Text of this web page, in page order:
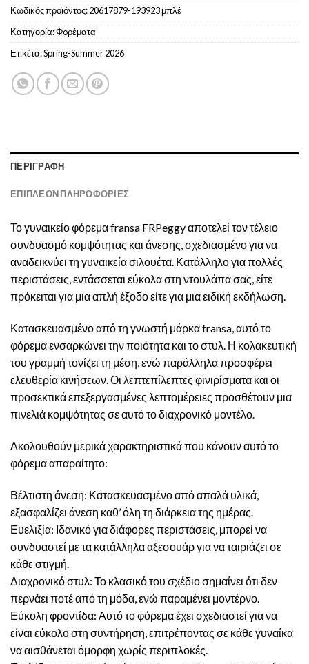
Κωδικός προϊόντος:20617879-193923 μπλέ
Κατηγορία:Φoρέματα
Ετικέτα:Spring-Summer 2026
ΠΕΡΙΓΡΑΦΉ
ΕΠΙΠΛΈΟΝ ΠΛΗΡΟΦΟΡΊΕΣ
Το γυναικείο φόρεμα fransa FRPeggy αποτελεί τον τέλειο
συνδυασμό κομψότητας και άνεσης, σχεδιασμένο για να
αναδεικνύει τη γυναικεία σιλουέτα. Κατάλληλο για πολλές
περιστάσεις, εντάσσεται εύκολα στη ντουλάπα σας, είτε
πρόκειται για μια απλή έξοδο είτε για μια ειδική εκδήλωση.
Κατασκευασμένο από τη γνωστή μάρκα fransa, αυτό το
φόρεμα ενσαρκώνει την ποιότητα και το στυλ. Η κολακευτική
του γραμμή τονίζει τη μέση, ενώ παράλληλα προσφέρει
ελευθερία κινήσεων. Οι λεπτεπίλεπτες φινιρίσματα και οι
προσεκτικά επεξεργασμένες λεπτομέρειες προσθέτουν μια
πινελιά κομψότητας σε αυτό το διαχρονικό μοντέλο.
Ακολουθούν μερικά χαρακτηριστικά που κάνουν αυτό το
φόρεμα απαραίτητο:
Βέλτιστη άνεση: Κατασκευασμένο από απαλά υλικά,
εξασφαλίζει άνεση καθ’ όλη τη διάρκεια της ημέρας.
Ευελιξία: Ιδανικό για διάφορες περιστάσεις, μπορεί να
συνδυαστεί με τα κατάλληλα αξεσουάρ για να ταιριάζει σε
κάθε στιγμή.
Διαχρονικό στυλ: Το κλασικό του σχέδιο σημαίνει ότι δεν
περνάει ποτέ από τη μόδα, ενώ παραμένει μοντέρνο.
Εύκολη φροντίδα: Αυτό το φόρεμα έχει σχεδιαστεί για να
είναι εύκολο στη συντήρηση, επιτρέποντας σε κάθε γυναίκα
να αισθάνεται όμορφη χωρίς περιπλοκές.